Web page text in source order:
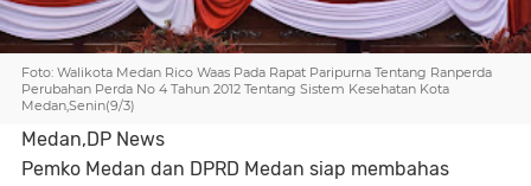
Foto: Walikota Medan Rico Waas Pada Rapat Paripurna Tentang Ranperda
Perubahan Perda No 4 Tahun 2012 Tentang Sistem Kesehatan Kota
Medan,Senin(9/3)
Medan,DP News
Pemko Medan dan DPRD Medan siap membahas